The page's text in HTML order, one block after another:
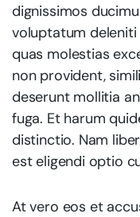
dignissimos
voluptatum
quas molestias
non provident,
deserunt mollitia
fuga. Et harum
distinctio. Nam
est eligendi optio
At vero eos et